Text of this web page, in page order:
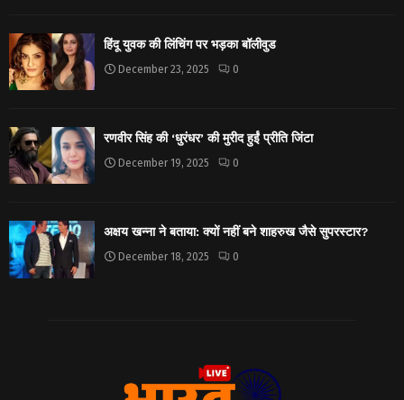
हिंदू युवक की लिंचिंग पर भड़का बॉलीवुड
December 23, 2025 0
रणवीर सिंह की ‘धुरंधर’ की मुरीद हुईं प्रीति जिंटा
December 19, 2025 0
अक्षय खन्ना ने बताया: क्यों नहीं बने शाहरुख जैसे सुपरस्टार?
December 18, 2025 0